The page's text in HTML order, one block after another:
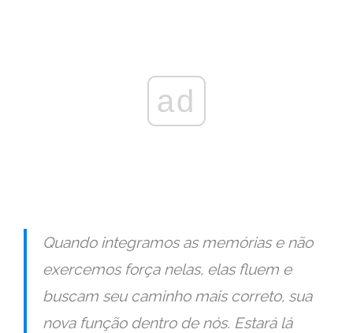
ad
Quando integramos as memórias e não
exercemos força nelas, elas fluem e
buscam seu caminho mais correto, sua
nova função dentro de nós. Estará lá